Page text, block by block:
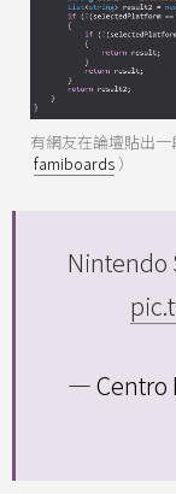
有網友在論壇貼出
famiboards ）
Nintendo
— Centro